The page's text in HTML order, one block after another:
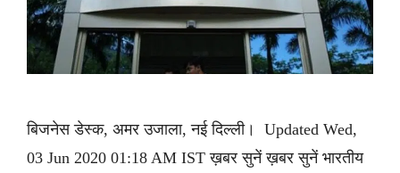
बिजनेस डेस्क, अमर उजाला, नई दिल्ली। Updated Wed,
03 Jun 2020 01:18 AM IST ख़बर सुनें ख़बर सुनें भारतीय